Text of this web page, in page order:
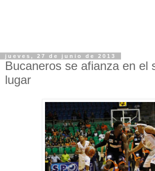
jueves, 27 de junio de 2013
Bucaneros se afianza en el
lugar